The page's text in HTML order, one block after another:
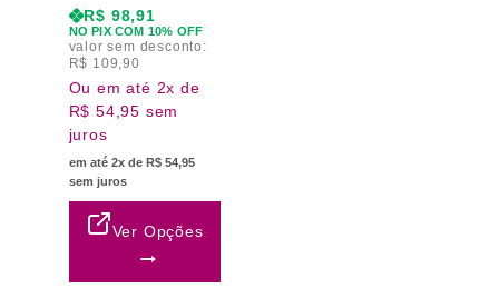
R$ 98,91
NO PIX COM 10% OFF
valor sem desconto:
R$ 109,90
Ou em até 2x de
R$ 54,95 sem
juros
em até 2x de R$ 54,95
sem juros
Ver Opções